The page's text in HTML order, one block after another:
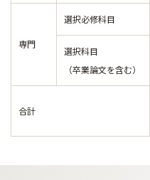
専門
選択必修科目
選択科目
（卒業論文を含む）
合計